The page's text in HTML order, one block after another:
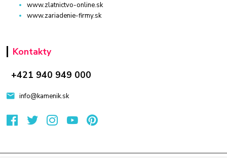
www.zlatnictvo-online.sk
www.zariadenie-firmy.sk
Kontakty
+421 940 949 000
info@kamenik.sk